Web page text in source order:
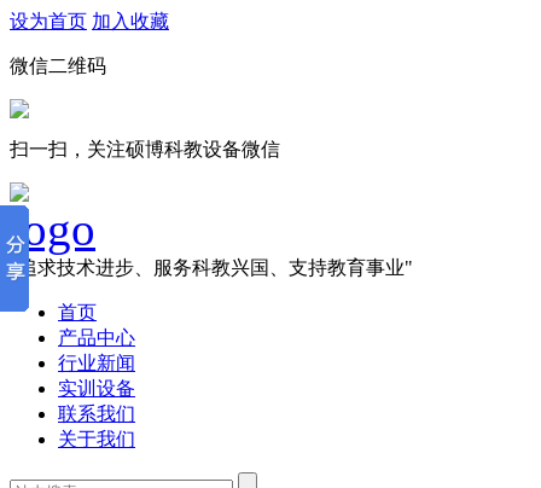
设为首页 加入收藏
微信二维码
扫一扫，关注硕博科教设备微信
"追求技术进步、服务科教兴国、支持教育事业"
首页
产品中心
行业新闻
实训设备
联系我们
关于我们